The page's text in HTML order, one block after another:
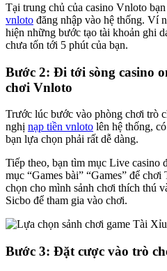
Tại trung chủ của casino Vnloto
vnloto đăng nhập vào hệ thống. Ví
hiện những bước tạo tài khoản ghi
chưa tốn tới 5 phút của bạn.
Bước 2: Đi tới sòng casino
chơi Vnloto
Trước lúc bước vào phòng chơi trò
nghị nạp tiền vnloto lên hệ thống,
bạn lựa chọn phải rất dễ dàng.
Tiếp theo, bạn tìm mục Live casino
mục “Games bài” “Games” để
chọn cho mình sảnh chơi thích thú
Sicbo để tham gia vào chơi.
Bước 3: Đặt cược vào trò